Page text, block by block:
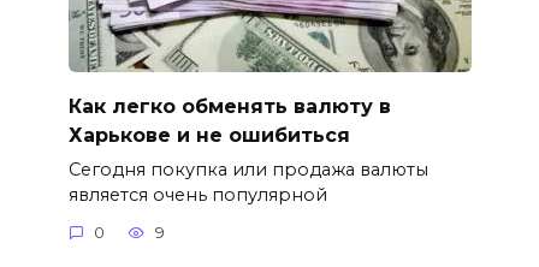
Как легко обменять валюту в
Харькове и не ошибиться
Сегодня покупка или продажа валюты
является очень популярной
0 9